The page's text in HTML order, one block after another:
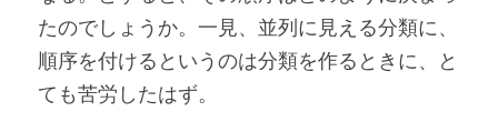
たのでしょうか。一見、並列に見える分類に、
順序を付けるというのは分類を作るときに、と
ても苦労したはず。